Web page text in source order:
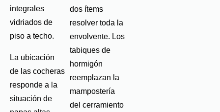
integrales
vidriados de
piso a techo.
La ubicación
de las cocheras
responde a la
situación de
dos ítems
resolver toda la
envolvente. Los
tabiques de
hormigón
reemplazan la
mampostería
del cerramiento